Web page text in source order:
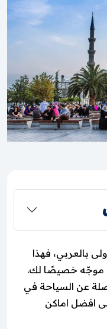
بالعربي، فهذا
موجّه خصيصًا لك.
عن السياحة في
افضل اماكن